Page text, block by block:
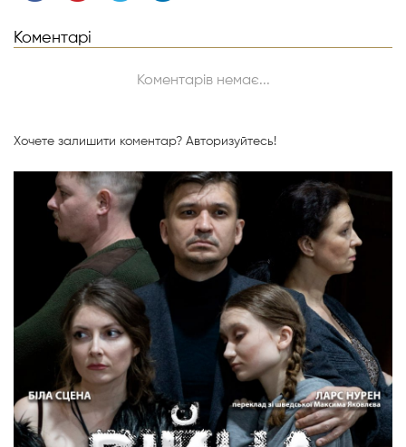
Коментарі
Коментарів немає...
Хочете залишити коментар? Авторизуйтесь!